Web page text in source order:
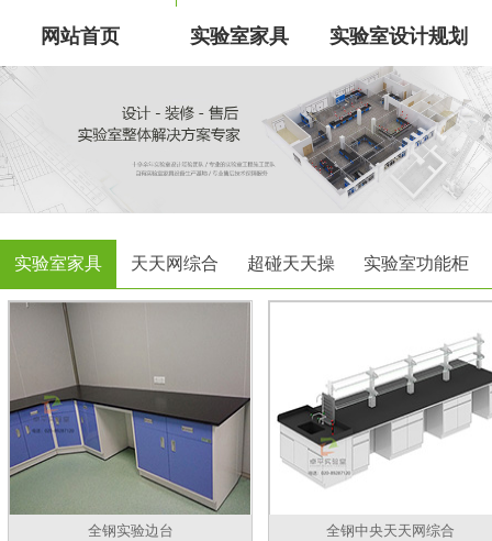
网站首页 实验室家具 实验室设计规划
实验室家具 天天网综合 超碰天天操 实验室功能柜
全钢实验边台
全钢中央天天网综合